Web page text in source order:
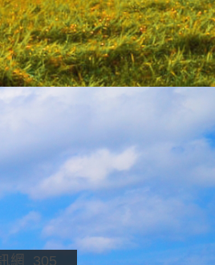
影像直播